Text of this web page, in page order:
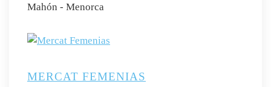
Mahón - Menorca
MERCAT FEMENIAS